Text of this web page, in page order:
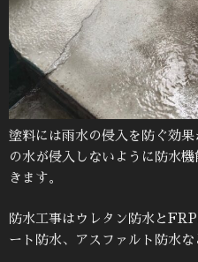
塗料には雨水の侵入を防ぐ効
の水が侵入しないように防水
きます。
防水工事はウレタン防水と
ート防水、アスファルト防水な